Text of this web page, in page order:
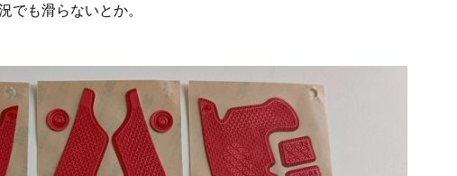
でも滑らないとか。